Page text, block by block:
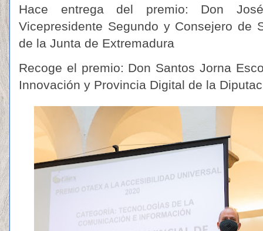
Hace entrega del premio: Don
Vicepresidente Segundo y Consejero de
de la Junta de Extremadura
Recoge el premio: Don Santos Jorna
Innovación y Provincia Digital de la